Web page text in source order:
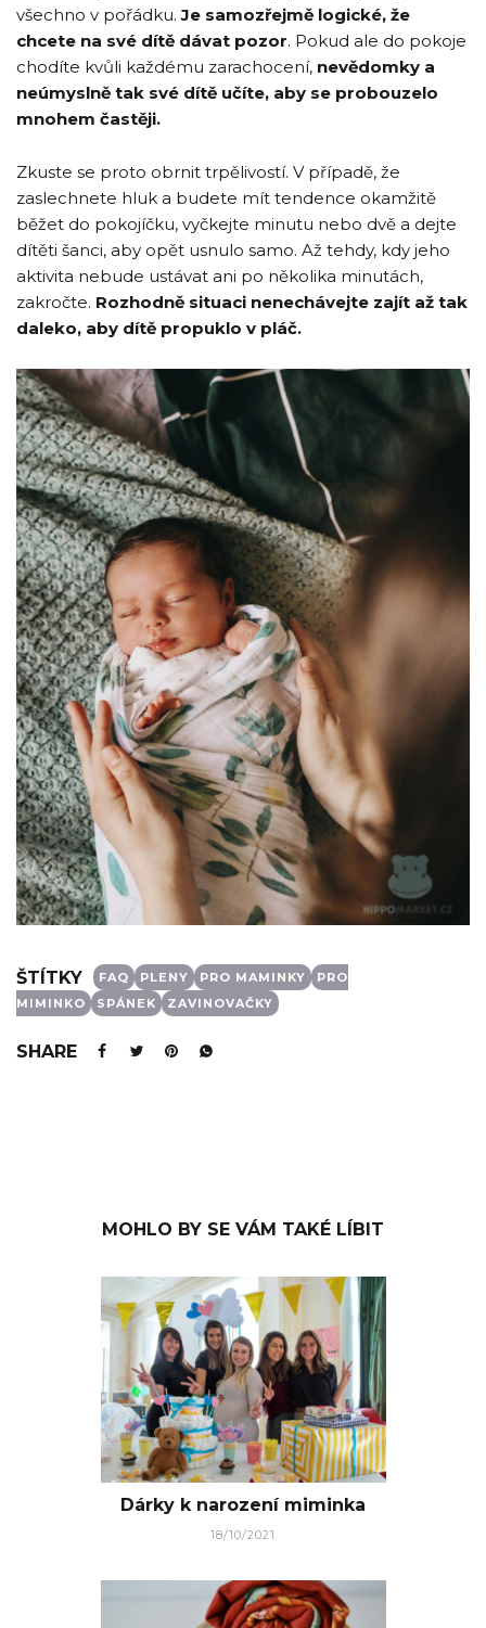
všechno v pořádku.Je samozřejmě logické, že
chcete na své dítě dávat pozor. Pokud ale do pokoje
chodíte kvůli každému zarachocení, nevědomky a
neúmyslně tak své dítě učíte, aby se probouzelo
mnohem častěji.
Zkuste se proto obrnit trpělivostí. V případě, že
zaslechnete hluk a budete mít tendence okamžitě
běžet do pokojíčku, vyčkejte minutu nebo dvě a dejte
dítěti šanci, aby opět usnulo samo. Až tehdy, kdy jeho
aktivita nebude ustávat ani po několika minutách,
zakročte. Rozhodně situaci nenechávejte zajít až tak
daleko, aby dítě propuklo v pláč.
ŠTÍTKY FAQ PLENY PRO MAMINKY
PRO
MIMINKO
SPÁNEK ZAVINOVAČKY
SHARE
MOHLO BY SE VÁM TAKÉ LÍBIT
Dárky k narození miminka
18/10/2021